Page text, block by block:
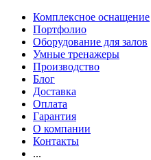
Комплексное оснащение
Портфолио
Оборудование для залов
Умные тренажеры
Производство
Блог
Доставка
Оплата
Гарантия
О компании
Контакты
...